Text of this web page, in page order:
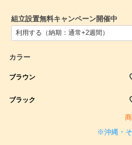
組立設置無料キャンペーン開催中
カラー
ブラウン
ブラック
※沖縄・